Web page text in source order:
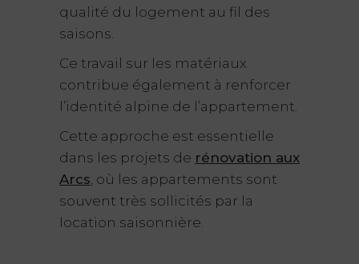
qualité du logement au fil des
saisons.
Ce travail sur les matériaux
contribue également à renforcer
l’identité alpine de l’appartement.
Cette approche est essentielle
dans les projets de rénovation aux
Arcs, où les appartements sont
souvent très sollicités par la
location saisonnière.